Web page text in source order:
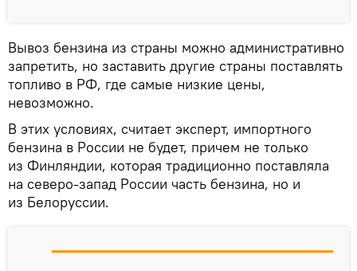
Вывоз бензина из страны можно административно
запретить, но заставить другие страны поставлять
топливо в РФ, где самые низкие цены,
невозможно.
В этих условиях, считает эксперт, импортного
бензина в России не будет, причем не только
из Финляндии, которая традиционно поставляла
на северо-запад России часть бензина, но и
из Белоруссии.